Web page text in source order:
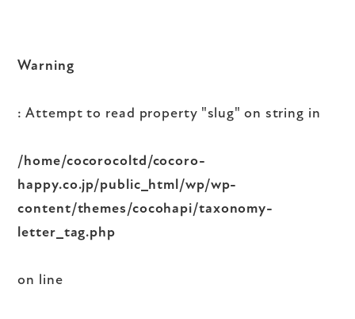
Warning
: Attempt to read property "slug" on string in
/home/cocorocoltd/cocoro-
happy.co.jp/public_html/wp/wp-
content/themes/cocohapi/taxonomy-
letter_tag.php
on line